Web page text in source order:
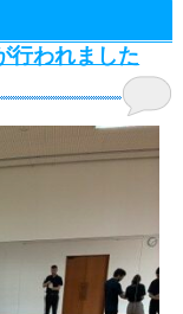
行われました